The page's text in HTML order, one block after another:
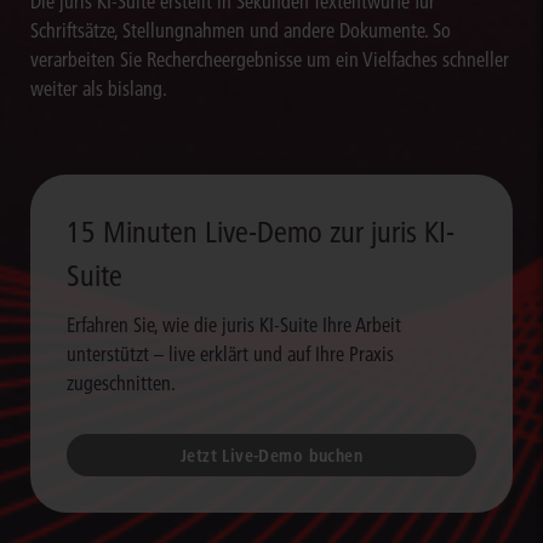
Schriftsätze, Stellungnahmen und andere Dokumente. So
verarbeiten Sie Rechercheergebnisse um ein Vielfaches schneller
weiter als bislang.
15 Minuten Live-Demo zur juris KI-
Suite
Erfahren Sie, wie die juris KI-Suite Ihre Arbeit
unterstützt – live erklärt und auf Ihre Praxis
zugeschnitten.
Jetzt Live-Demo buchen